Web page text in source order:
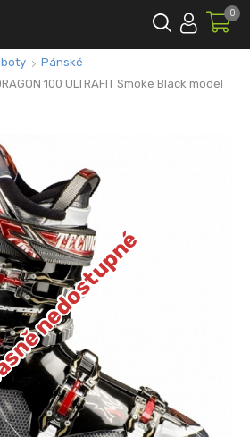
0
Pánské
100 ULTRAFIT Smoke Black model